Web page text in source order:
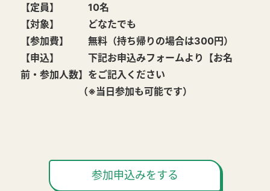
【定員】 10名
【対象】 どなたでも
【参加費】 無料（持ち帰りの場合は300円）
【申込】 下記お申込みフォームより【お名
前・参加人数】をご記入ください
（※当日参加も可能です）
参加申込みをする